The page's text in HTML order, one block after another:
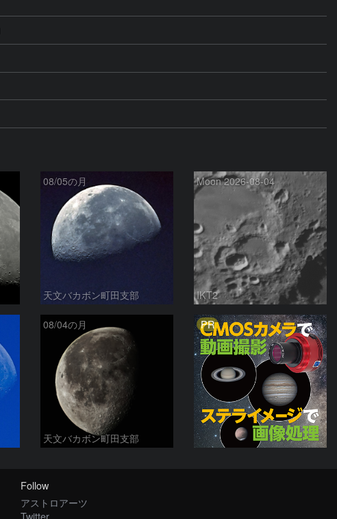
08/05の月
天文バカボン町田支部
Moon 2026-08-04
IKT2
08/04の月
天文バカボン町田支部
PR
Follow
アストロアーツ
Twitter